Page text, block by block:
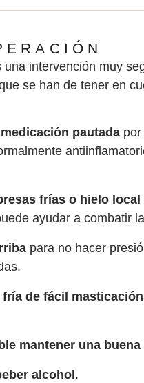
intervención muy
se han de tener en
pautadapor
frías o hielo local
ayudar a combatir
para no hacer
fría de fácil masticación
mantener una buena
alcohol .